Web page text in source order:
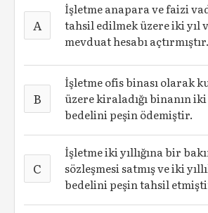
A
İşletme anapara ve faizi
tahsil edilmek üzere iki yıl
mevduat hesabı açtırmıştır.
B
İşletme ofis binası olarak
üzere kiraladığı binanın
bedelini peşin ödemiştir.
C
İşletme iki yıllığına bir
sözleşmesi satmış ve iki
bedelini peşin tahsil